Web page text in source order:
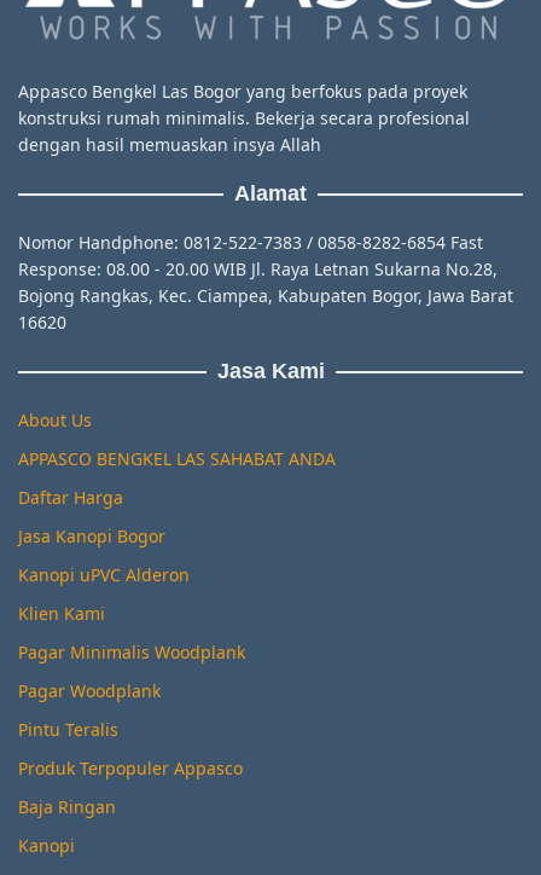
Appasco Bengkel Las Bogor yang berfokus pada proyek
konstruksi rumah minimalis. Bekerja secara profesional
dengan hasil memuaskan insya Allah
Alamat
Nomor Handphone: 0812-522-7383 / 0858-8282-6854 Fast
Response: 08.00 - 20.00 WIB Jl. Raya Letnan Sukarna No.28,
Bojong Rangkas, Kec. Ciampea, Kabupaten Bogor, Jawa Barat
16620
Jasa Kami
About Us
APPASCO BENGKEL LAS SAHABAT ANDA
Daftar Harga
Jasa Kanopi Bogor
Kanopi uPVC Alderon
Klien Kami
Pagar Minimalis Woodplank
Pagar Woodplank
Pintu Teralis
Produk Terpopuler Appasco
Baja Ringan
Kanopi